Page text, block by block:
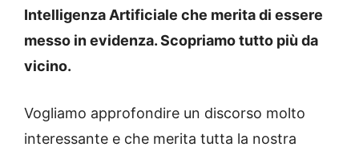
Intelligenza Artificiale che merita di essere
messo in evidenza. Scopriamo tutto più da
vicino.
Vogliamo approfondire un discorso molto
interessante e che merita tutta la nostra